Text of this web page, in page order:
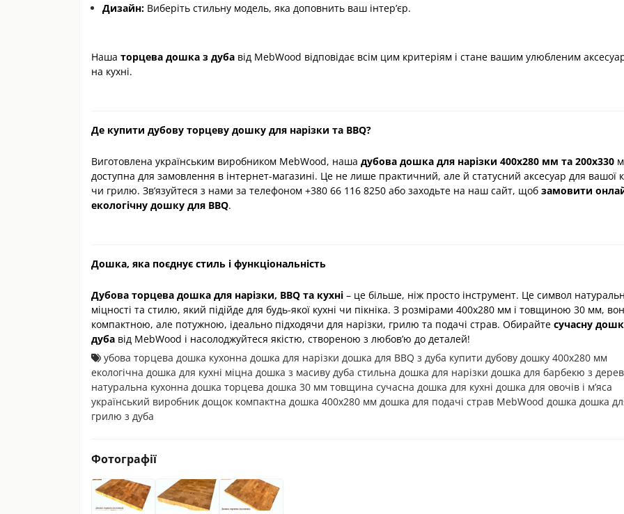
Дизайн: Виберіть стильну модель, яка доповнить ваш інтер’єр.
Наша торцева дошка з дуба від MebWood відповідає всім цим критеріям і стане вашим улюбленим
на кухні.
Де купити дубову торцеву дошку для нарізки та BBQ?
Виготовлена українським виробником MebWood, наша дубова дошка для нарізки 400х280 мм та 200х330
доступна для замовлення в інтернет-магазині. Це не лише практичний, але й статусний аксесуар для вашої
чи грилю. Зв’язуйтеся з нами за телефоном +380 66 116 8250 або заходьте на наш сайт, щоб замовити
екологічну дошку для BBQ.
Дошка, яка поєднує стиль і функціональність
Дубова торцева дошка для нарізки, BBQ та кухні – це більше, ніж просто інструмент. Це символ
міцності та стилю, який підійде для будь-якої кухні чи пікніка. З розмірами 400х280 мм і товщиною 30 мм,
компактною, але потужною, ідеально підходячи для нарізки, грилю та подачі страв. Обирайте сучасну
дуба від MebWood і насолоджуйтеся якістю, створеною з любов’ю до деталей!
убова торцева дошка кухонна дошка для нарізки дошка для BBQ з дуба купити дубову дошку 400х280 мм
екологічна дошка для кухні міцна дошка з масиву дуба стильна дошка для нарізки дошка для барбекю з
натуральна кухонна дошка торцева дошка 30 мм товщина сучасна дошка для кухні дошка для овочів і м’яса
український виробник дощок компактна дошка 400х280 мм дошка для подачі страв MebWood дошка дошка
грилю з дуба
Фотографії